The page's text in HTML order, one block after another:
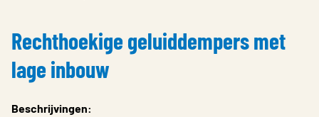
Contact
Inloggen
Choose languge
Rechthoekige geluiddempers met
lage inbouw
Beschrijvingen: